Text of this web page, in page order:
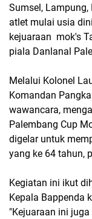
Sumsel,
atlet mulai usia
kejuaraan mok's
piala Danlanal
Melalui Kolonel
Komandan
wawancara,
Palembang Cup
digelar untuk
yang ke 64 tahun,
Kegiatan ini ikut
Kepala Bappenda
"Kejuaraan ini